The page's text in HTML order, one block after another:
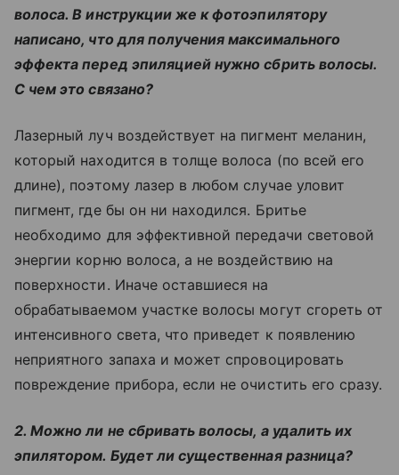
волоса. В инструкции же к фотоэпилятору
написано, что для получения максимального
эффекта перед эпиляцией нужно сбрить волосы.
С чем это связано?
Лазерный луч воздействует на пигмент меланин,
который находится в толще волоса (по всей его
длине), поэтому лазер в любом случае уловит
пигмент, где бы он ни находился. Бритье
необходимо для эффективной передачи световой
энергии корню волоса, а не воздействию на
поверхности. Иначе оставшиеся на
обрабатываемом участке волосы могут сгореть от
интенсивного света, что приведет к появлению
неприятного запаха и может спровоцировать
повреждение прибора, если не очистить его сразу.
2. Можно ли не сбривать волосы, а удалить их
эпилятором. Будет ли существенная разница?